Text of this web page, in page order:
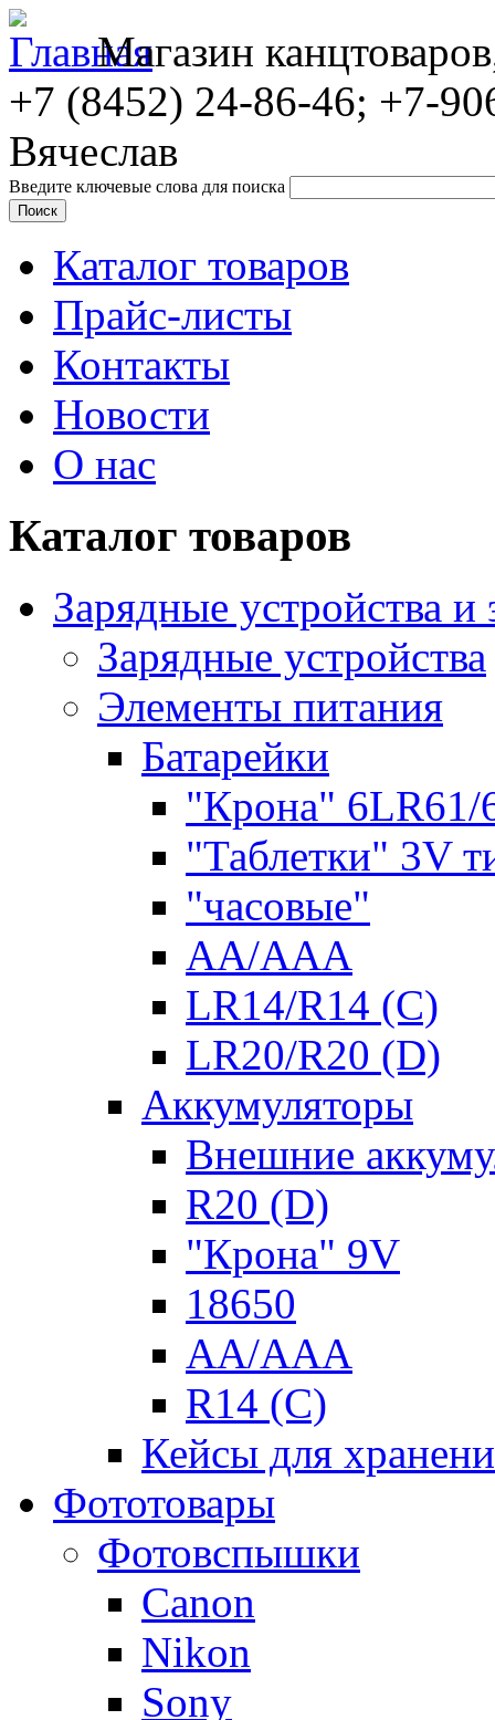
Магазин
+7 (8452) 24-86-46; +7-
Вячеслав
Введите ключевые слова для поиска
Каталог товаров
Прайс-листы
Контакты
Новости
О нас
Каталог товаров
Зарядные устройства
Зарядные устройства
Элементы питания
Батарейки
"Крона" 6LR61/
"Таблетки" 3V
"часовые"
AA/AAA
LR14/R14 (C)
LR20/R20 (D)
Аккумуляторы
Внешние
R20 (D)
"Крона" 9V
18650
AA/AAA
R14 (C)
Кейсы для
Фототовары
Фотовспышки
Canon
Nikon
Sony